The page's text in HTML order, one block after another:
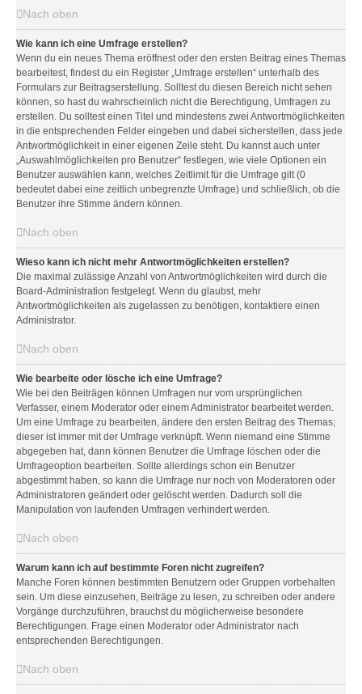
Nach oben
Wie kann ich eine Umfrage erstellen?
Wenn du ein neues Thema eröffnest oder den ersten Beitrag eines Themas
bearbeitest, findest du ein Register „Umfrage erstellen“ unterhalb des
Formulars zur Beitragserstellung. Solltest du diesen Bereich nicht sehen
können, so hast du wahrscheinlich nicht die Berechtigung, Umfragen zu
erstellen. Du solltest einen Titel und mindestens zwei Antwortmöglichkeiten
in die entsprechenden Felder eingeben und dabei sicherstellen, dass jede
Antwortmöglichkeit in einer eigenen Zeile steht. Du kannst auch unter
„Auswahlmöglichkeiten pro Benutzer“ festlegen, wie viele Optionen ein
Benutzer auswählen kann, welches Zeitlimit für die Umfrage gilt (0
bedeutet dabei eine zeitlich unbegrenzte Umfrage) und schließlich, ob die
Benutzer ihre Stimme ändern können.
Nach oben
Wieso kann ich nicht mehr Antwortmöglichkeiten erstellen?
Die maximal zulässige Anzahl von Antwortmöglichkeiten wird durch die
Board-Administration festgelegt. Wenn du glaubst, mehr
Antwortmöglichkeiten als zugelassen zu benötigen, kontaktiere einen
Administrator.
Nach oben
Wie bearbeite oder lösche ich eine Umfrage?
Wie bei den Beiträgen können Umfragen nur vom ursprünglichen
Verfasser, einem Moderator oder einem Administrator bearbeitet werden.
Um eine Umfrage zu bearbeiten, ändere den ersten Beitrag des Themas;
dieser ist immer mit der Umfrage verknüpft. Wenn niemand eine Stimme
abgegeben hat, dann können Benutzer die Umfrage löschen oder die
Umfrageoption bearbeiten. Sollte allerdings schon ein Benutzer
abgestimmt haben, so kann die Umfrage nur noch von Moderatoren oder
Administratoren geändert oder gelöscht werden. Dadurch soll die
Manipulation von laufenden Umfragen verhindert werden.
Nach oben
Warum kann ich auf bestimmte Foren nicht zugreifen?
Manche Foren können bestimmten Benutzern oder Gruppen vorbehalten
sein. Um diese einzusehen, Beiträge zu lesen, zu schreiben oder andere
Vorgänge durchzuführen, brauchst du möglicherweise besondere
Berechtigungen. Frage einen Moderator oder Administrator nach
entsprechenden Berechtigungen.
Nach oben